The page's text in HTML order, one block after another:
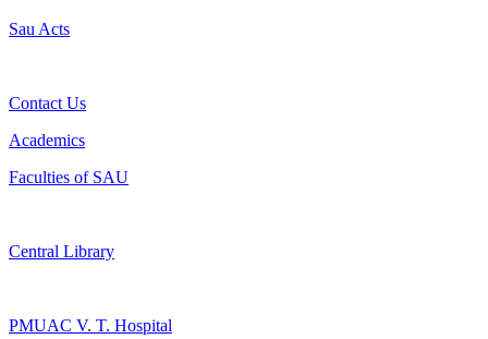
Sau Acts
Contact Us
Academics
Faculties of SAU
Central Library
PMUAC V. T. Hospital